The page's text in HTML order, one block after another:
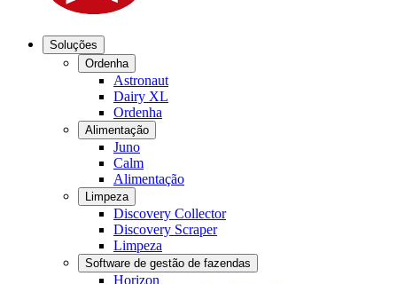
Soluções
Ordenha
Astronaut
Dairy XL
Ordenha
Alimentação
Juno
Calm
Alimentação
Limpeza
Discovery Collector
Discovery Scraper
Limpeza
Software de gestão de fazendas
Horizon